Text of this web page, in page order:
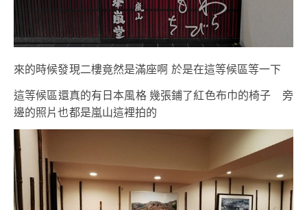
來的時候發現二樓竟然是滿座啊 於是在這等候區等一下
這等候區還真的有日本風格 幾張鋪了紅色布巾的椅子 旁
邊的照片也都是嵐山這裡拍的